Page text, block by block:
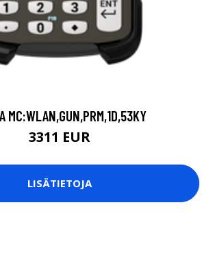
MC:WLAN,GUN,PRM,1D,53KY
3311 EUR
LISÄTIETOJA